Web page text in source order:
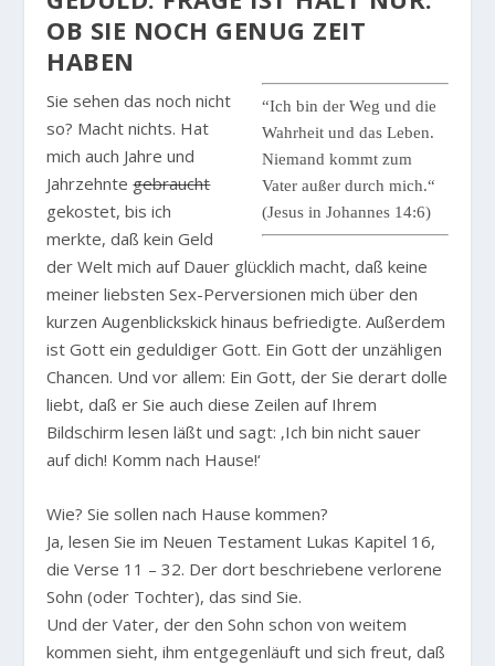
OB SIE NOCH GENUG ZEIT
HABEN
“Ich bin der Weg und die
Wahrheit und das Leben.
Niemand kommt zum
Vater außer durch mich.“
(Jesus in Johannes 14:6)
Sie sehen das noch nicht
so? Macht nichts. Hat
mich auch Jahre und
Jahrzehntegebraucht
gekostet, bis ich
merkte, daß kein Geld
der Welt mich auf Dauer glücklich macht, daß keine
meiner liebsten Sex-Perversionen mich über den
kurzen Augenblickskick hinaus befriedigte. Außerdem
ist Gott ein geduldiger Gott. Ein Gott der unzähligen
Chancen. Und vor allem: Ein Gott, der Sie derart dolle
liebt, daß er Sie auch diese Zeilen auf Ihrem
Bildschirm lesen läßt und sagt: ‚Ich bin nicht sauer
auf dich! Komm nach Hause!‘
Wie? Sie sollen nach Hause kommen?
Ja, lesen Sie im Neuen Testament Lukas Kapitel 16,
die Verse 11 – 32. Der dort beschriebene verlorene
Sohn (oder Tochter), das sind Sie.
Und der Vater, der den Sohn schon von weitem
kommen sieht, ihm entgegenläuft und sich freut, daß